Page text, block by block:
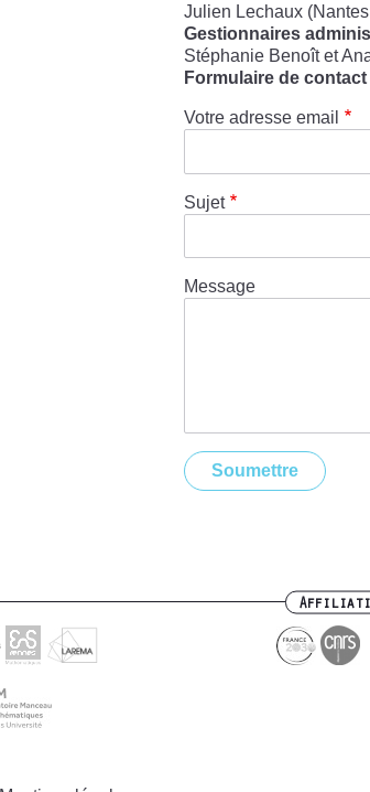
Julien Lechaux
Gestionnaires
Stéphanie Benoît et
Formulaire de contact
Votre adresse email
Sujet
Message